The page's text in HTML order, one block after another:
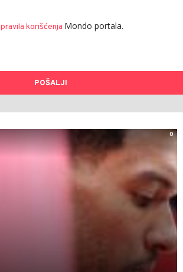
pravila korišćenja Mondo portala.
POŠALJI
0